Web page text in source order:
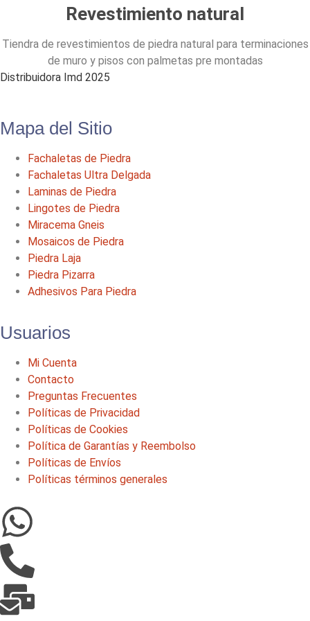
Revestimiento natural
Tiendra de revestimientos de piedra natural para terminaciones
de muro y pisos con palmetas pre montadas
Distribuidora Imd 2025
Mapa del Sitio
Fachaletas de Piedra
Fachaletas Ultra Delgada
Laminas de Piedra
Lingotes de Piedra
Miracema Gneis
Mosaicos de Piedra
Piedra Laja
Piedra Pizarra
Adhesivos Para Piedra
Usuarios
Mi Cuenta
Contacto
Preguntas Frecuentes
Políticas de Privacidad
Políticas de Cookies
Política de Garantías y Reembolso
Políticas de Envíos
Políticas términos generales